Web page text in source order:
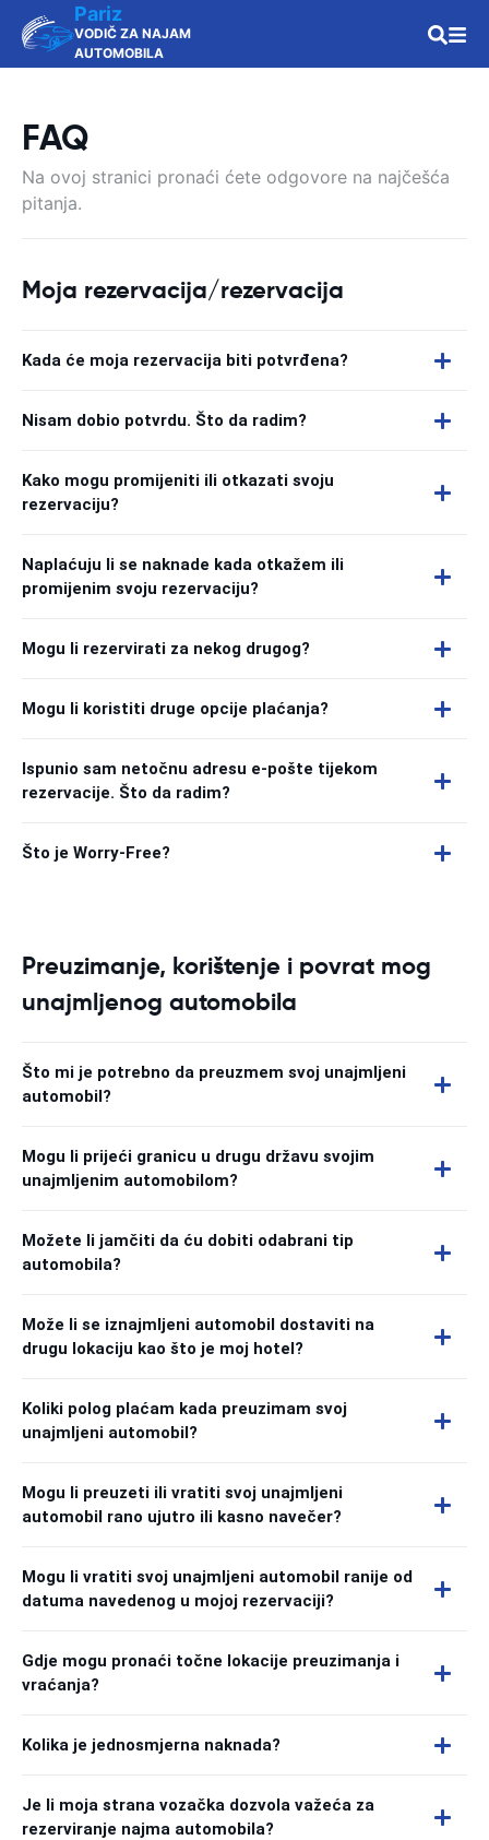
Pariz
VODIČ ZA NAJAM
AUTOMOBILA
FAQ
Na ovoj stranici pronaći ćete odgovore na najčešća
pitanja.
Moja rezervacija/rezervacija
Kada će moja rezervacija biti potvrđena?
Nisam dobio potvrdu. Što da radim?
Kako mogu promijeniti ili otkazati svoju
rezervaciju?
Naplaćuju li se naknade kada otkažem ili
promijenim svoju rezervaciju?
Mogu li rezervirati za nekog drugog?
Mogu li koristiti druge opcije plaćanja?
Ispunio sam netočnu adresu e-pošte tijekom
rezervacije. Što da radim?
Što je Worry-Free?
Preuzimanje, korištenje i povrat mog
unajmljenog automobila
Što mi je potrebno da preuzmem svoj unajmljeni
automobil?
Mogu li prijeći granicu u drugu državu svojim
unajmljenim automobilom?
Možete li jamčiti da ću dobiti odabrani tip
automobila?
Može li se iznajmljeni automobil dostaviti na
drugu lokaciju kao što je moj hotel?
Koliki polog plaćam kada preuzimam svoj
unajmljeni automobil?
Mogu li preuzeti ili vratiti svoj unajmljeni
automobil rano ujutro ili kasno navečer?
Mogu li vratiti svoj unajmljeni automobil ranije od
datuma navedenog u mojoj rezervaciji?
Gdje mogu pronaći točne lokacije preuzimanja i
vraćanja?
Kolika je jednosmjerna naknada?
Je li moja strana vozačka dozvola važeća za
rezerviranje najma automobila?